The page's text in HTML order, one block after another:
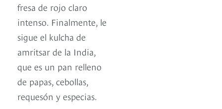
fresa de rojo claro
intenso. Finalmente, le
sigue el kulcha de
amritsar de la India,
que es un pan relleno
de papas, cebollas,
requesón y especias.